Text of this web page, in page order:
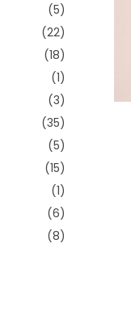
(5)
(22)
(18)
(1)
(3)
(35)
(5)
(15)
(1)
(6)
(8)